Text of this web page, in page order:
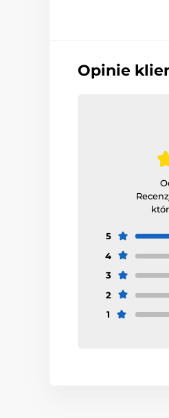
Opinie
5
4
3
2
1